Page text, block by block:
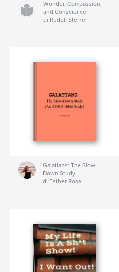
Wonder, Compassion,
and Conscience
di Rudolf Steiner
Galatians: The Slow-
Down Study
di Esther Rose